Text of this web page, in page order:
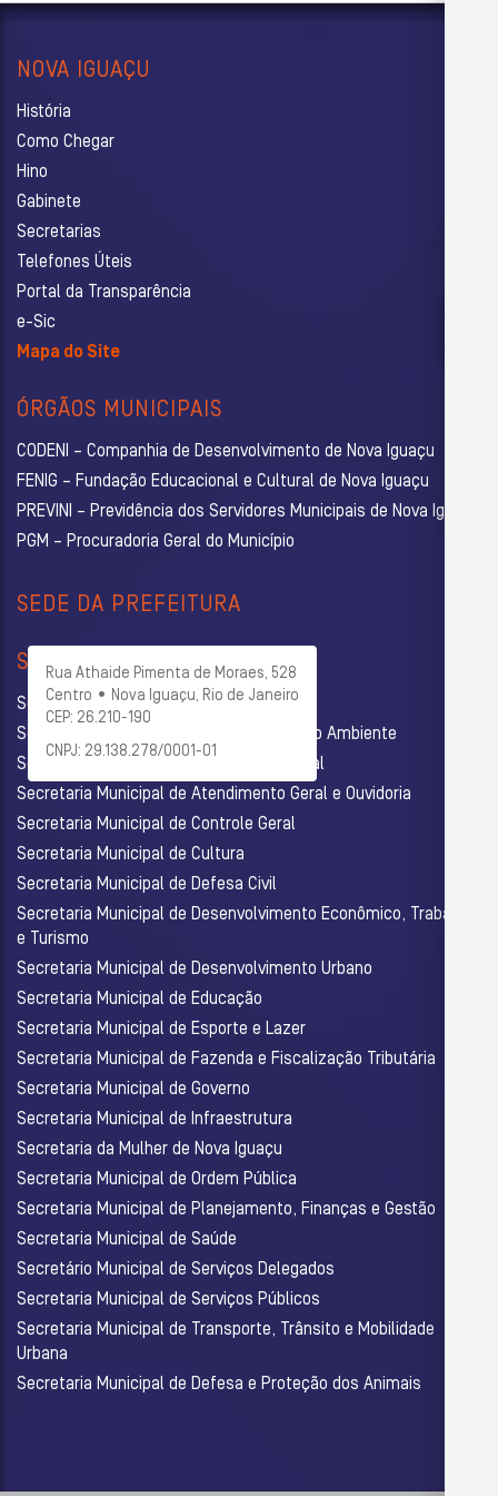
NOVA IGUAÇU
História
Como Chegar
Hino
Gabinete
Secretarias
Telefones Úteis
Portal da Transparência
e-Sic
Mapa do Site
ÓRGÃOS MUNICIPAIS
CODENI – Companhia de Desenvolvimento de Nova Iguaçu
FENIG – Fundação Educacional e Cultural de Nova Iguaçu
PREVINI – Previdência dos Servidores Municipais de Nova Iguaçu
PGM – Procuradoria Geral do Município
SEDE DA PREFEITURA
Rua Athaide Pimenta de Moraes, 528
Centro • Nova Iguaçu, Rio de Janeiro
CEP: 26.210-190
CNPJ: 29.138.278/0001-01
SECRETARIAS
Secretaria Municipal de Administração
Secretaria Municipal de Agricultura e Meio Ambiente
Secretaria Municipal de Assistência Social
Secretaria Municipal de Atendimento Geral e Ouvidoria
Secretaria Municipal de Controle Geral
Secretaria Municipal de Cultura
Secretaria Municipal de Defesa Civil
Secretaria Municipal de Desenvolvimento Econômico, Trabalho
e Turismo
Secretaria Municipal de Desenvolvimento Urbano
Secretaria Municipal de Educação
Secretaria Municipal de Esporte e Lazer
Secretaria Municipal de Fazenda e Fiscalização Tributária
Secretaria Municipal de Governo
Secretaria Municipal de Infraestrutura
Secretaria da Mulher de Nova Iguaçu
Secretaria Municipal de Ordem Pública
Secretaria Municipal de Planejamento, Finanças e Gestão
Secretaria Municipal de Saúde
Secretário Municipal de Serviços Delegados
Secretaria Municipal de Serviços Públicos
Secretaria Municipal de Transporte, Trânsito e Mobilidade
Urbana
Secretaria Municipal de Defesa e Proteção dos Animais